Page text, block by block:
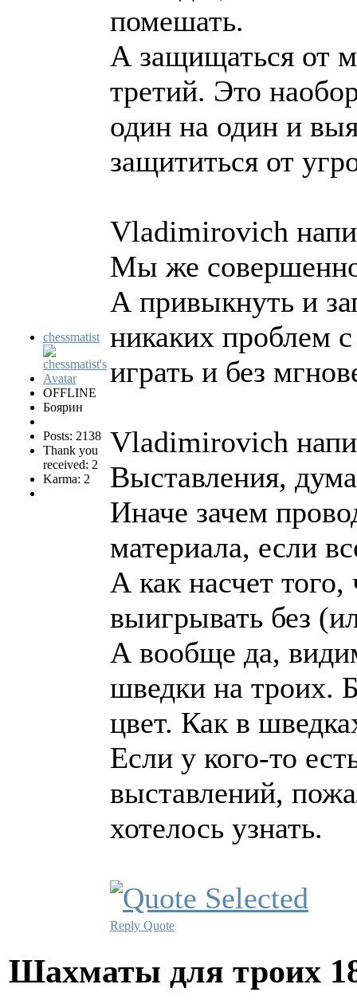
chessmatist
OFFLINE
Боярин
Posts: 2138
Thank you
received: 2
Karma: 2
помешать.
А защищаться от
третий. Это
один на один и
защититься от
Vladimirovich
Мы же совершенно
А привыкнуть и
никаких проблем
играть и без
Vladimirovich
Выставления,
Иначе зачем
материала, если
А как насчет
выигрывать без
А вообще да,
шведки на троих.
цвет. Как в
Если у кого-то
выставлений,
хотелось узнать.
Reply Quote
Шахматы для троих